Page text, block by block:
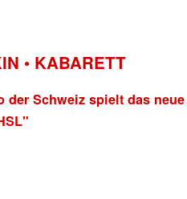
• KABARETT
der Schweiz spielt das neue